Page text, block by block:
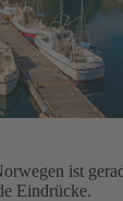
ist
Eindrücke.